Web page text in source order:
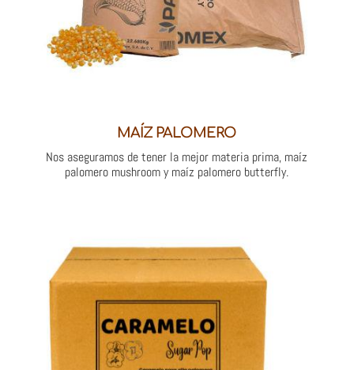
MAÍZ PALOMERO
Nos aseguramos de tener la mejor materia prima, maíz
palomero mushroom y maíz palomero butterfly.